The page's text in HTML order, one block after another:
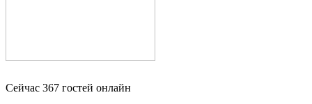
Сейчас 367 гостей онлайн